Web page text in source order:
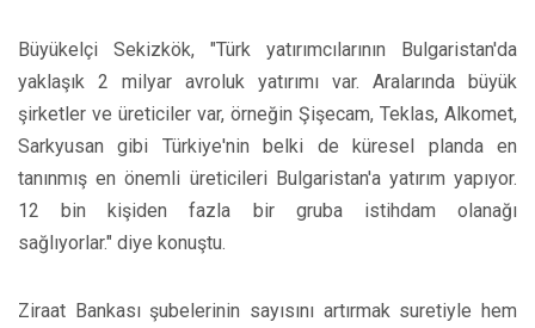
Büyükelçi Sekizkök, "Türk yatırımcılarının Bulgaristan'da
yaklaşık 2 milyar avroluk yatırımı var. Aralarında büyük
şirketler ve üreticiler var, örneğin Şişecam, Teklas, Alkomet,
Sarkyusan gibi Türkiye'nin belki de küresel planda en
tanınmış en önemli üreticileri Bulgaristan'a yatırım yapıyor.
12 bin kişiden fazla bir gruba istihdam olanağı
sağlıyorlar." diye konuştu.
Ziraat Bankası şubelerinin sayısını artırmak suretiyle hem